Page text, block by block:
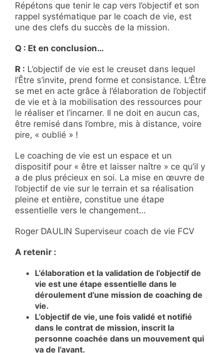
Répétons que tenir le cap vers l’objectif et son
rappel systématique par le coach de vie, est
une des clefs du succès de la mission.
Q : Et en conclusion…
R : L’objectif de vie est le creuset dans lequel
l’Être s’invite, prend forme et consistance. L’Être
se met en acte grâce à l’élaboration de l’objectif
de vie et à la mobilisation des ressources pour
le réaliser et l’incarner. Il ne doit en aucun cas,
être remisé dans l’ombre, mis à distance, voire
pire, « oublié » !
Le coaching de vie est un espace et un
dispositif pour « être et laisser naître » ce qu’il y
a de plus précieux en soi. La mise en œuvre de
l’objectif de vie sur le terrain et sa réalisation
pleine et entière, constitue une étape
essentielle vers le changement…
Roger DAULIN Superviseur coach de vie FCV
A retenir :
L’élaboration et la validation de l’objectif de
vie est une étape essentielle dans le
déroulement d’une mission de coaching de
vie.
L’objectif de vie, une fois validé et notifié
dans le contrat de mission, inscrit la
personne coachée dans un mouvement qui
va de l’avant.